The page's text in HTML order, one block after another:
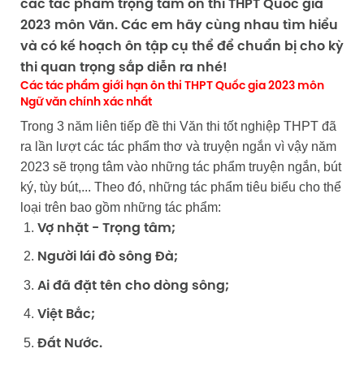
các tác phẩm trọng tâm ôn thi THPT Quốc gia
2023 môn Văn. Các em hãy cùng nhau tìm hiểu
và có kế hoạch ôn tập cụ thể để chuẩn bị cho kỳ
thi quan trọng sắp diễn ra nhé!
Các tác phẩm giới hạn ôn thi THPT Quốc gia 2023 môn
Ngữ văn chính xác nhất
Trong 3 năm liên tiếp đề thi Văn thi tốt nghiệp THPT đã
ra lần lượt các tác phẩm thơ và truyện ngắn vì vậy năm
2023 sẽ trọng tâm vào những tác phẩm truyện ngắn, bút
ký, tùy bút,... Theo đó, những tác phẩm tiêu biểu cho thể
loại trên bao gồm những tác phẩm:
Vợ nhặt - Trọng tâm;
Người lái đò sông Đà;
Ai đã đặt tên cho dòng sông;
Việt Bắc;
Đất Nước.